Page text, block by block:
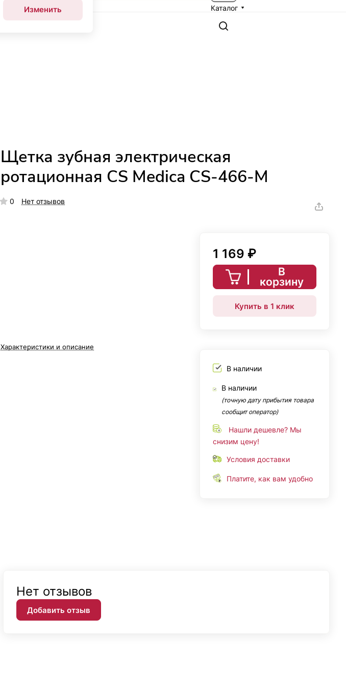
Изменить Каталог
Щетка зубная электрическая
ротационная CS Medica CS-466-М
0 Нет отзывов
Характеристики и описание
1 169 ₽
В
корзину
Купить в 1 клик
В наличии
В наличии
(точную дату прибытия товара
сообщит оператор)
Нашли дешевле? Мы
снизим цену!
Условия доставки
Платите, как вам удобно
Нет отзывов
Добавить отзыв